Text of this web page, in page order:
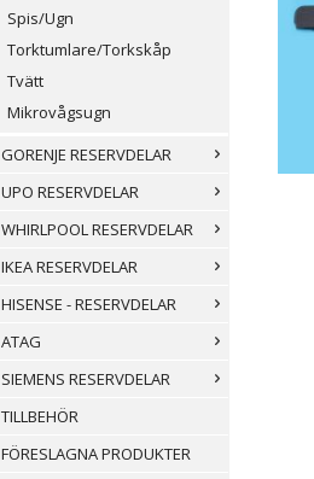
Spis/Ugn
Torktumlare/Torkskåp
Tvätt
Mikrovågsugn
GORENJE RESERVDELAR
UPO RESERVDELAR
WHIRLPOOL RESERVDELAR
IKEA RESERVDELAR
HISENSE - RESERVDELAR
ATAG
SIEMENS RESERVDELAR
TILLBEHÖR
FÖRESLAGNA PRODUKTER